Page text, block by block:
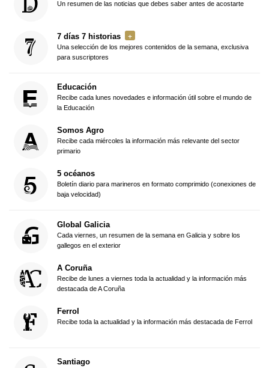
Un resumen de las noticias que debes saber antes de acostarte
7 días 7 historias
Una selección de los mejores contenidos de la semana, exclusiva
para suscriptores
Educación
Recibe cada lunes novedades e información útil sobre el mundo de
la Educación
Somos Agro
Recibe cada miércoles la información más relevante del sector
primario
5 océanos
Boletín diario para marineros en formato comprimido (conexiones de
baja velocidad)
Global Galicia
Cada viernes, un resumen de la semana en Galicia y sobre los
gallegos en el exterior
A Coruña
Recibe de lunes a viernes toda la actualidad y la información más
destacada de A Coruña
Ferrol
Recibe toda la actualidad y la información más destacada de Ferrol
Santiago